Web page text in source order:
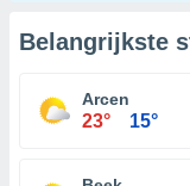
Belangrijkste
Arcen
23° 15°